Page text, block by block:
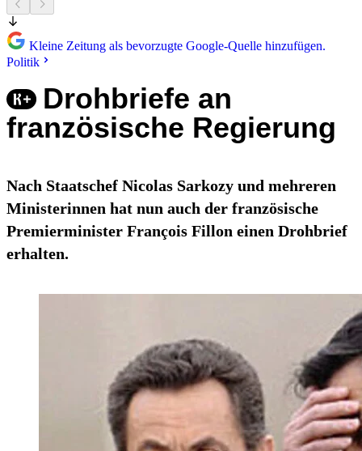
Kleine Zeitung als bevorzugte Google-Quelle hinzufügen.
Politik
Drohbriefe an
französische Regierung
Nach Staatschef Nicolas Sarkozy und mehreren
Ministerinnen hat nun auch der französische
Premierminister François Fillon einen Drohbrief
erhalten.